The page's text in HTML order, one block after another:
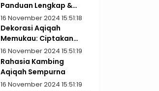
Panduan Lengkap &
Praktis
16 November 2024 15:51:18
Dekorasi Aqiqah
Memukau: Ciptakan
Kenangan Indah
16 November 2024 15:51:19
Rahasia Kambing
Aqiqah Sempurna
16 November 2024 15:51:19